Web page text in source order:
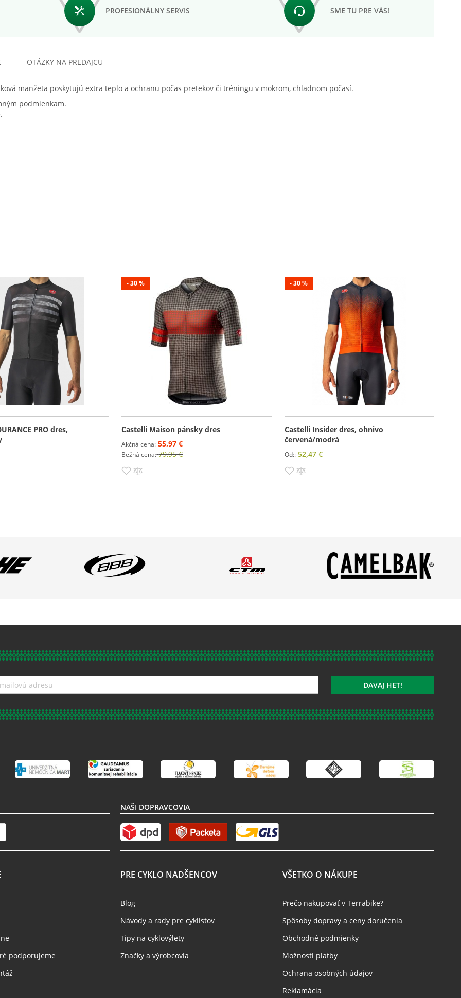
PROFESIONÁLNY SERVIS SME TU PRE VÁS!
manžeta poskytujú extra teplo a ochranu počas pretekov či tréningu v mokrom, chladnom počasí.
podmienkam.
OTÁZKY NA PREDAJCU
PRO dres,
prianí
- 30 %
Castelli Maison pánsky dres
Akčná cena 55,97 €
Bežná cena 79,95 €
Pridať do zoznamu prianí
- 30 %
Castelli Insider dres, ohnivo
červená/modrá
Od: 52,47 €
Pridať do zoznamu prianí
Pridať do porovnania
DAVAJ HET!
NAŠI DOPRAVCOVIA
podporujeme
PRE CYKLO NADŠENCOV
Blog
Návody a rady pre cyklistov
Tipy na cyklovýlety
Značky a výrobcovia
VŠETKO O NÁKUPE
Prečo nakupovať v Terrabike?
Spôsoby dopravy a ceny doručenia
Obchodné podmienky
Možnosti platby
Ochrana osobných údajov
Reklamácia